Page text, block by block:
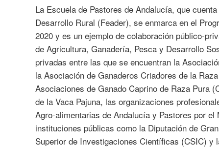
La Escuela de Pastores de Andalucía, que
Desarrollo Rural (Feader), se enmarca en el
2020 y es un ejemplo de colaboración público-
de Agricultura, Ganadería, Pesca y Desarrollo
privadas entre las que se encuentran la
la Asociación de Ganaderos Criadores de la
Asociaciones de Ganado Caprino de Raza Pura
de la Vaca Pajuna, las organizaciones
Agro-alimentarias de Andalucía y Pastores por
instituciones públicas como la Diputación de
Superior de Investigaciones Científicas (CSIC) y